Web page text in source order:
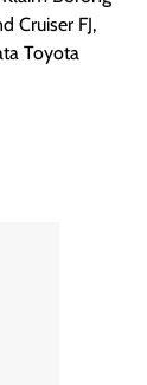
Cruiser FJ,
Toyota